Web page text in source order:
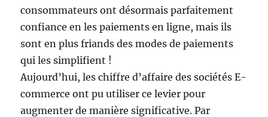
consommateurs ont désormais parfaitement
confiance en les paiements en ligne, mais ils
sont en plus friands des modes de paiements
qui les simplifient !
Aujourd’hui, les chiffre d’affaire des sociétés E-
commerce ont pu utiliser ce levier pour
augmenter de manière significative. Par